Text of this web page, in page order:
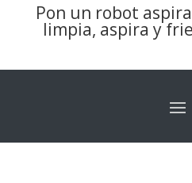
Pon un robot
limpia, aspira y